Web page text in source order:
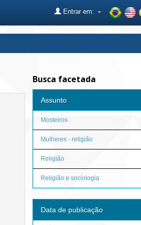
Entrar em:
Busca facetada
Assunto
Mosteiros
Mulheres - religião
Religião
Religião e sociologia
Data de publicação